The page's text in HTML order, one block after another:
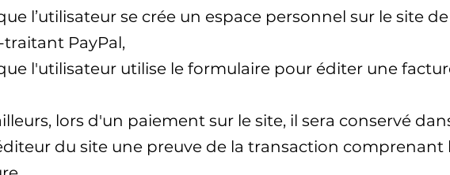
l’utilisateur se crée un espace personnel sur le site
traitant PayPal,
l'utilisateur utilise le formulaire pour éditer une
lors d'un paiement sur le site, il sera conservé
du site une preuve de la transaction